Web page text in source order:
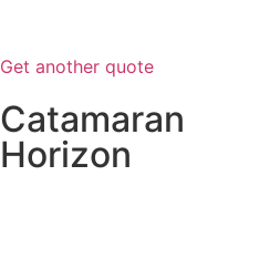
Get another quote
Catamaran
Horizon